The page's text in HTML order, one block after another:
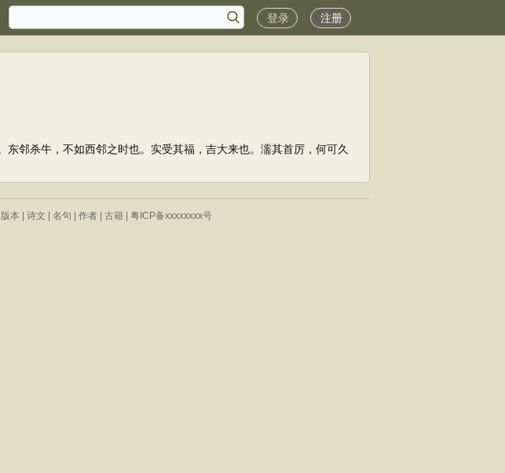
登录 注册
邻杀牛，不如西邻之时也。实受其福，吉大来也。濡其首厉，何可久
本 | 诗文 名句 作者 古籍 粤ICP备xxxxxxxx号